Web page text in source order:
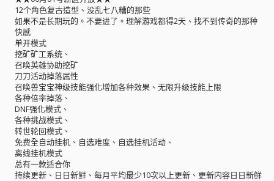
12个角色复古造型、没乱七八糟的那些
如果不是长期玩的。不要进了。理解游戏都得2天、找不到传奇的那种
快感
单开模式
挖矿矿工系统、
召唤英雄协助挖矿
刀刀活动掉落属性
召唤兽宝宝神级技能强化增加各种效果、无限升级技能上限
各种倍率掉落、
DNF强化模式、
各种挑战模式、
转世轮回模式、
免费全自动挂机、自选难度、自选挂机活动、
离线挂机模式
总有一款适合你
持续更新、日日新鲜、每月平均最少10次以上更新、更新内容日日新鲜